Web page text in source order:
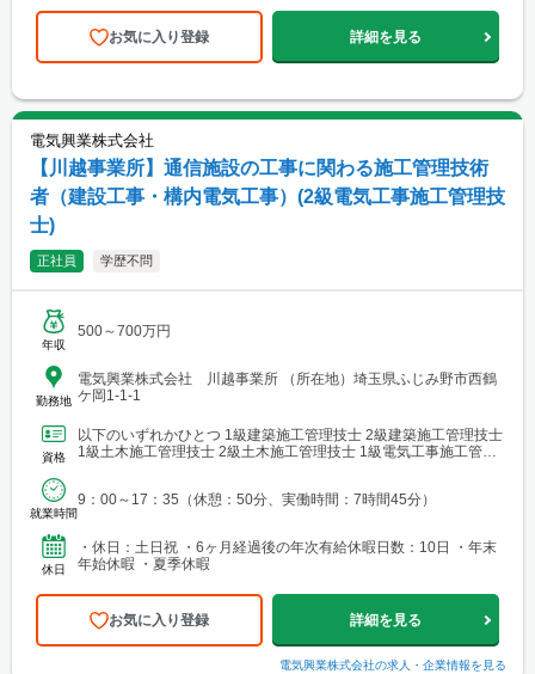
お気に入り登録 詳細を見る
電気興業株式会社
【川越事業所】通信施設の工事に関わる施工管理技術
者（建設工事・構内電気工事）(2級電気工事施工管理技
士)
正社員 学歴不問
年収
500～700万円
勤務地
電気興業株式会社 川越事業所 （所在地）埼玉県ふじみ野市西鶴
ケ岡1-1-1
資格
以下のいずれかひとつ 1級建築施工管理技士 2級建築施工管理技士
1級土木施工管理技士 2級土木施工管理技士 1級電気工事施工管理
就業時間
9：00～17：35（休憩：50分、実働時間：7時間45分）
休日
・休日：土日祝 ・6ヶ月経過後の年次有給休暇日数：10日 ・年末
年始休暇 ・夏季休暇
お気に入り登録 詳細を見る
電気興業株式会社の求人・企業情報を見る